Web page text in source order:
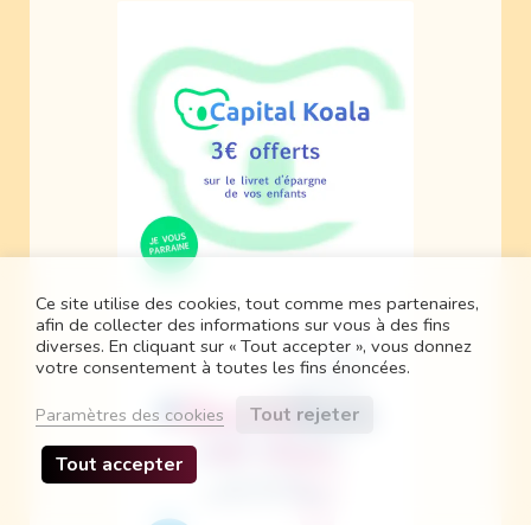
Ce site utilise des cookies, tout comme mes partenaires,
afin de collecter des informations sur vous à des fins
diverses. En cliquant sur « Tout accepter », vous donnez
votre consentement à toutes les fins énoncées.
Paramètres des cookies
Tout rejeter
Tout accepter